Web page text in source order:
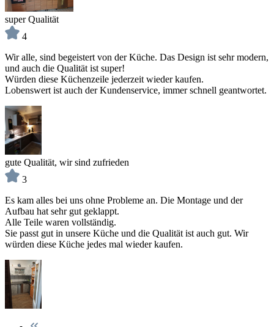
super Qualität
4
Wir alle, sind begeistert von der Küche. Das Design ist sehr modern,
und auch die Qualität ist super!
Würden diese Küchenzeile jederzeit wieder kaufen.
Lobenswert ist auch der Kundenservice, immer schnell geantwortet.
gute Qualität, wir sind zufrieden
3
Es kam alles bei uns ohne Probleme an. Die Montage und der
Aufbau hat sehr gut geklappt.
Alle Teile waren vollständig.
Sie passt gut in unsere Küche und die Qualität ist auch gut. Wir
würden diese Küche jedes mal wieder kaufen.